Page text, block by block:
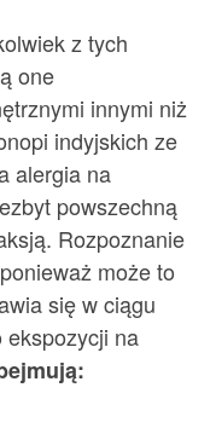
z tych
one
innymi niż
indyjskich ze
alergia na
powszechną
Rozpoznanie
może to
się w ciągu
ekspozycji na